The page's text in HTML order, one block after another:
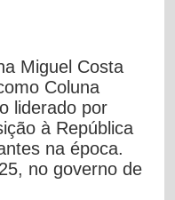
Miguel Costa
Coluna
liderado por
à República
na época.
no governo de